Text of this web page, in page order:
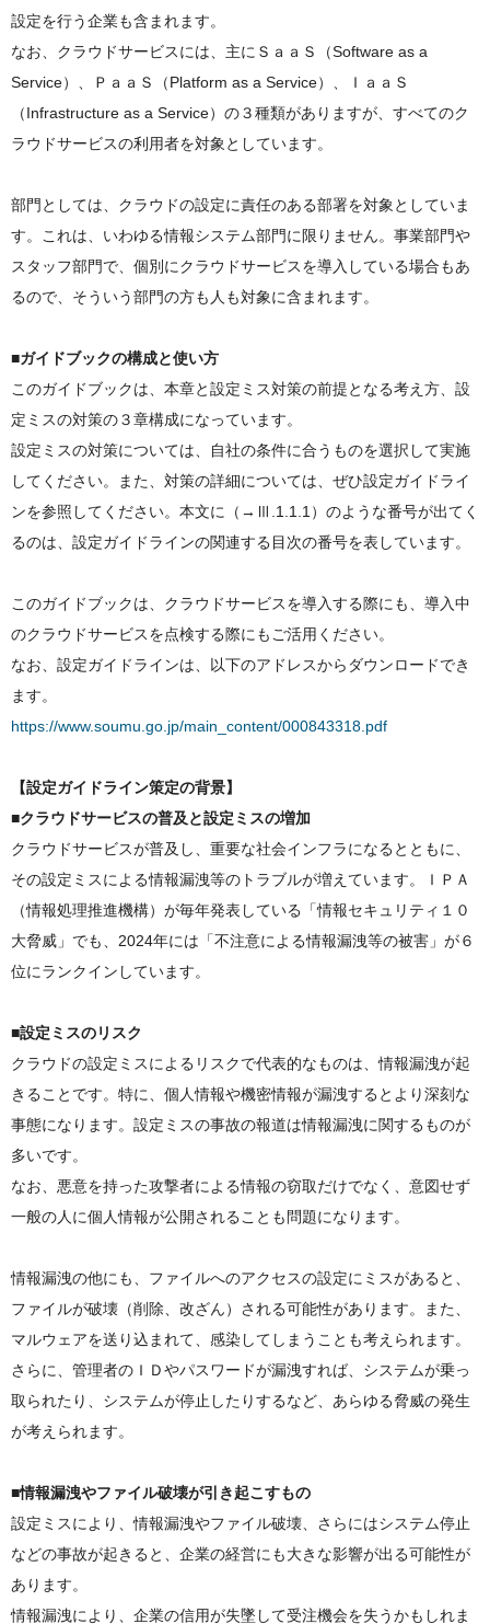
設定を行う企業も含まれます。
なお、クラウドサービスには、主にＳａａＳ（Software as a
Service）、ＰａａＳ（Platform as a Service）、ＩａａＳ
（Infrastructure as a Service）の３種類がありますが、すべてのク
ラウドサービスの利用者を対象としています。
部門としては、クラウドの設定に責任のある部署を対象としていま
す。これは、いわゆる情報システム部門に限りません。事業部門や
スタッフ部門で、個別にクラウドサービスを導入している場合もあ
るので、そういう部門の方も人も対象に含まれます。
■ガイドブックの構成と使い方
このガイドブックは、本章と設定ミス対策の前提となる考え方、設
定ミスの対策の３章構成になっています。
設定ミスの対策については、自社の条件に合うものを選択して実施
してください。また、対策の詳細については、ぜひ設定ガイドライ
ンを参照してください。本文に（→Ⅲ.1.1.1）のような番号が出てく
るのは、設定ガイドラインの関連する目次の番号を表しています。
このガイドブックは、クラウドサービスを導入する際にも、導入中
のクラウドサービスを点検する際にもご活用ください。
なお、設定ガイドラインは、以下のアドレスからダウンロードでき
ます。
https://www.soumu.go.jp/main_content/000843318.pdf
【設定ガイドライン策定の背景】
■クラウドサービスの普及と設定ミスの増加
クラウドサービスが普及し、重要な社会インフラになるとともに、
その設定ミスによる情報漏洩等のトラブルが増えています。ＩＰＡ
（情報処理推進機構）が毎年発表している「情報セキュリティ１０
大脅威」でも、2024年には「不注意による情報漏洩等の被害」が６
位にランクインしています。
■設定ミスのリスク
クラウドの設定ミスによるリスクで代表的なものは、情報漏洩が起
きることです。特に、個人情報や機密情報が漏洩するとより深刻な
事態になります。設定ミスの事故の報道は情報漏洩に関するものが
多いです。
なお、悪意を持った攻撃者による情報の窃取だけでなく、意図せず
一般の人に個人情報が公開されることも問題になります。
情報漏洩の他にも、ファイルへのアクセスの設定にミスがあると、
ファイルが破壊（削除、改ざん）される可能性があります。また、
マルウェアを送り込まれて、感染してしまうことも考えられます。
さらに、管理者のＩＤやパスワードが漏洩すれば、システムが乗っ
取られたり、システムが停止したりするなど、あらゆる脅威の発生
が考えられます。
■情報漏洩やファイル破壊が引き起こすもの
設定ミスにより、情報漏洩やファイル破壊、さらにはシステム停止
などの事故が起きると、企業の経営にも大きな影響が出る可能性が
あります。
情報漏洩により、企業の信用が失墜して受注機会を失うかもしれま